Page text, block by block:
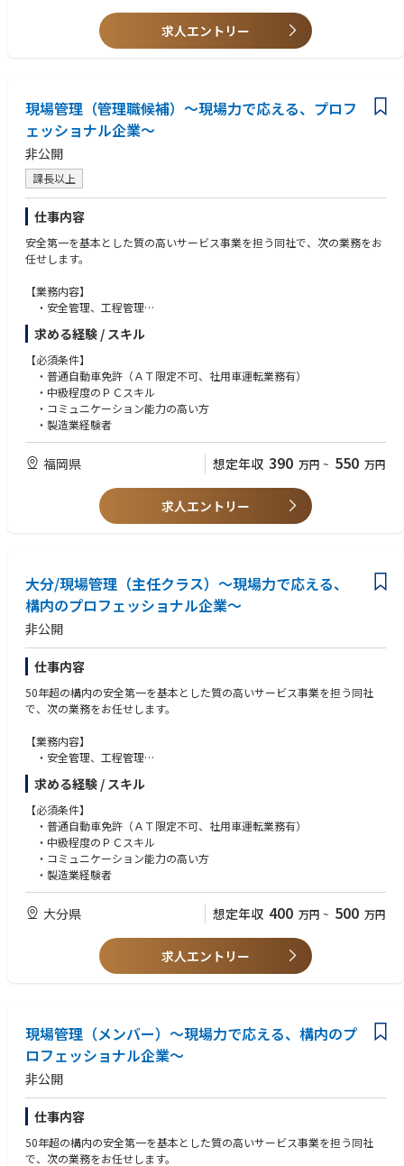
を目指します。受注後、関係者とお客様との調整や、納入後のアフターフ
ォロー業務を行います。
じてじっくり育成予定です。風通しの良い雰囲気や自由闊達な社風が特
徴。質問相談もしやすい環境です。
■働き方
月残業平均20h程。土日祝休みで年間休日は125日です。出張はあります
が、2～3週間で日帰り数回、もしくは1泊1回/月程。
■福利厚生
・独身寮：独身の希望者は通勤時間に関係なく誰でも入寮可（満29歳ま
で）
（寮費は月額1万3千円/水道・光熱費、Wi-Fi込み）
・借上独身寮制度：月額賃借料の75%会社負担※上限7万5千円（満40歳
まで）
・借上社宅制度：月額賃借料の75%会社負担※上限10万円（満40歳ま
で）
・住宅手当：持ち家の場合、住宅手当5万円（独身世帯の場合は3万円）を
支給
■同社について
2023年に月島機械とJFEエンジニアリングの水処理部門が統合して誕生。
業界大手の両社の技術力と実績を融合し、国内最大級の水処理エンジニア
リング企業となりました。従来の「設計・調達・建設（EPC）」型から、
官民連携（PPP/PFI）型の運営・管理事業へシフトすることで、長期契
約・安定収益モデルをの確立をはかり、AIなど先進技術活用にも取り組ん
変更の範囲：会社の定める業務
求人エントリー
現場管理（管理職候補）～現場力で応える、プロフ
ェッショナル企業～
非公開
課長以上
仕事内容
安全第一を基本とした質の高いサービス事業を担う同社で、次の業務をお
任せします。
【業務内容】
・安全管理、工程管理
・現場作業員の安全衛生、労務管理、資料作成
・取引先との円滑な業務遂行
・管理業務以外の構内作業 等
求める経験 / スキル
【必須条件】
・普通自動車免許（ＡＴ限定不可、社用車運転業務有）
・中級程度のＰＣスキル
・コミュニケーション能力の高い方
・製造業経験者
福岡県 想定年収 390 万円 ~ 550 万円
求人エントリー
大分/現場管理（主任クラス）～現場力で応える、
構内のプロフェッショナル企業～
非公開
仕事内容
50年超の構内の安全第一を基本とした質の高いサービス事業を担う同社
で、次の業務をお任せします。
【業務内容】
・安全管理、工程管理
・現場作業員の安全衛生、労務管理、資料作成
・官公庁他事務手続き、書類作成
・管理業務以外の構内作業 等
求める経験 / スキル
【必須条件】
・普通自動車免許（ＡＴ限定不可、社用車運転業務有）
・中級程度のＰＣスキル
・コミュニケーション能力の高い方
・製造業経験者
大分県 想定年収 400 万円 ~ 500 万円
求人エントリー
現場管理（メンバー）～現場力で応える、構内のプ
ロフェッショナル企業～
非公開
仕事内容
50年超の構内の安全第一を基本とした質の高いサービス事業を担う同社
で、次の業務をお任せします。